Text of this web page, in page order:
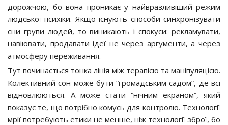
дорожчою, бо вона проникає у найвразливіший режим
людської психіки. Якщо існують способи синхронізувати
сни групи людей, то виникають і спокуси: рекламувати,
навіювати, продавати ідеї не через аргументи, а через
атмосферу переживання.
Тут починається тонка лінія між терапією та маніпуляцією.
Колективний сон може бути “громадським садом”, де всі
відновлюються. А може стати “нічним екраном”, який
показує те, що потрібно комусь для контролю. Технології
мрії потребують етики не менше, ніж технології зброї, бо